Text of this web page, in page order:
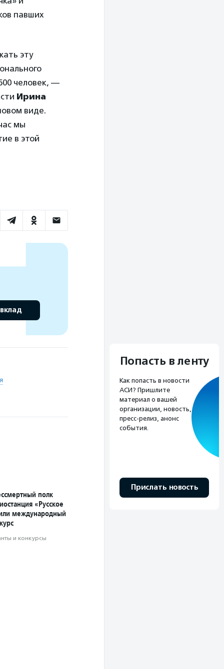
павших
эту
человек, —
Ирина
виде.
мы
в этой
полк
«Русское
международный
и конкурсы
Попасть в ленту
Как попасть в новости
АСИ? Пришлите
материал о вашей
организации, новость,
пресс-релиз, анонс
события.
Прислать новость